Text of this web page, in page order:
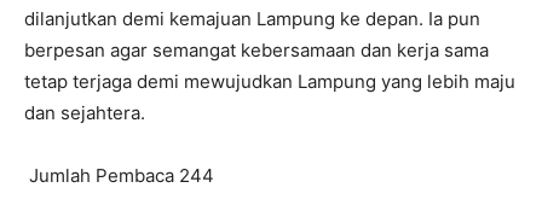
dilanjutkan demi kemajuan Lampung ke depan. Ia pun
berpesan agar semangat kebersamaan dan kerja sama
tetap terjaga demi mewujudkan Lampung yang lebih maju
dan sejahtera.
Jumlah Pembaca 244